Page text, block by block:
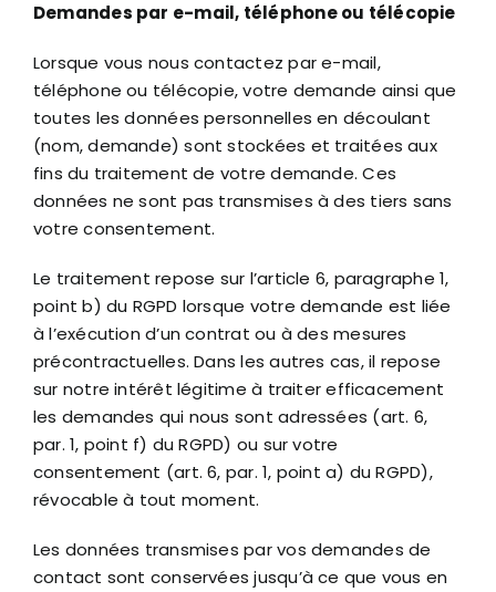
Demandes par e-mail, téléphone ou télécopie
Lorsque vous nous contactez par e-mail,
téléphone ou télécopie, votre demande ainsi que
toutes les données personnelles en découlant
(nom, demande) sont stockées et traitées aux
fins du traitement de votre demande. Ces
données ne sont pas transmises à des tiers sans
votre consentement.
Le traitement repose sur l’article 6, paragraphe 1,
point b) du RGPD lorsque votre demande est liée
à l’exécution d’un contrat ou à des mesures
précontractuelles. Dans les autres cas, il repose
sur notre intérêt légitime à traiter efficacement
les demandes qui nous sont adressées (art. 6,
par. 1, point f) du RGPD) ou sur votre
consentement (art. 6, par. 1, point a) du RGPD),
révocable à tout moment.
Les données transmises par vos demandes de
contact sont conservées jusqu’à ce que vous en